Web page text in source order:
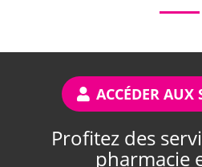
ACCÉDER AUX
Profitez des
pharmacie